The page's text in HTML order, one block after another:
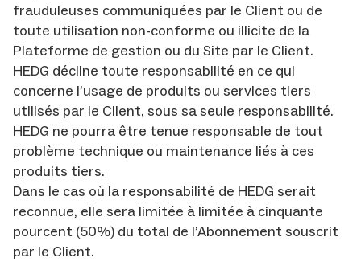
frauduleuses communiquées par le Client ou de
toute utilisation non-conforme ou illicite de la
Plateforme de gestion ou du Site par le Client.
HEDG décline toute responsabilité en ce qui
concerne l’usage de produits ou services tiers
utilisés par le Client, sous sa seule responsabilité.
HEDG ne pourra être tenue responsable de tout
problème technique ou maintenance liés à ces
produits tiers.
Dans le cas où la responsabilité de HEDG serait
reconnue, elle sera limitée à limitée à cinquante
pourcent (50%) du total de l’Abonnement souscrit
par le Client.